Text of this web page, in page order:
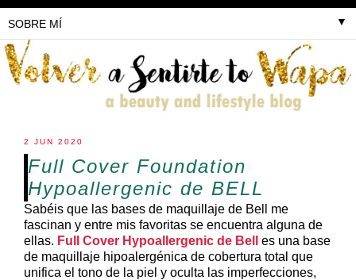
▼
2 JUN 2020
Full Cover Foundation
Hypoallergenic de BELL
Sabéis que las bases de maquillaje de Bell me
fascinan y entre mis favoritas se encuentra alguna de
ellas. Full Cover Hypoallergenic de Bell
es una base
de maquillaje hipoalergénica de cobertura total que
unifica el tono de la piel y oculta las imperfecciones,